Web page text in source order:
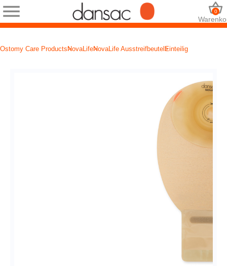
0
Ostomy Care ProductsNovaLifeNovaLife Ausstreifbeutel Einteilig